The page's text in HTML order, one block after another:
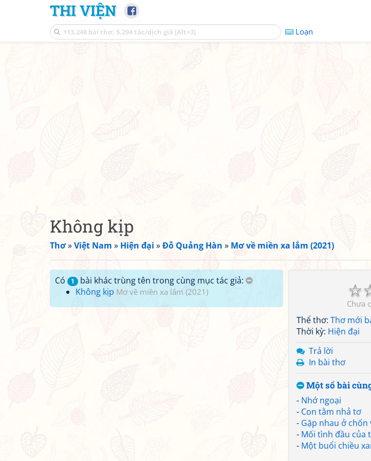
THI VIỆN
Loạn
Không kịp
Thơ»Việt Nam » Hiện đại »Đỗ Quảng Hàn » Mơ về miền xa lắm (2021)
☆
Chưa
Thể thơ: Thơ mới
Thời kỳ: Hiện đại
Trả lời
In bài thơ
Một số bài
- Nhớ ngoại
- Con tằm nhả tơ
- Gặp nhau ở
- Mối tình đầu của
- Một buổi chiều
Có 1
bài khác trùng tên trong cùng mục tác giả:
Không kịp Mơ về miền xa lắm (2021)